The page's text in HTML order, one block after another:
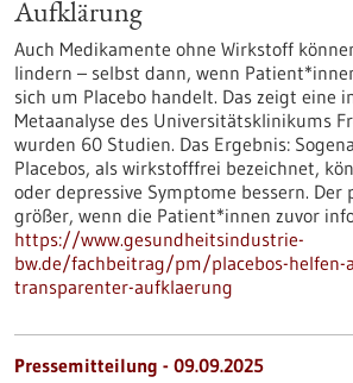
Aufklärung
Auch Medikamente ohne Wirkstoff
lindern – selbst dann, wenn
sich um Placebo handelt. Das zeigt eine
Metaanalyse des Universitätsklinikums
wurden 60 Studien. Das Ergebnis:
Placebos, als wirkstofffrei bezeichnet,
oder depressive Symptome bessern. Der
größer, wenn die Patient*innen zuvor
https://www.gesundheitsindustrie-
bw.de/fachbeitrag/pm/placebos-helfen-
transparenter-aufklaerung
Pressemitteilung - 09.09.2025